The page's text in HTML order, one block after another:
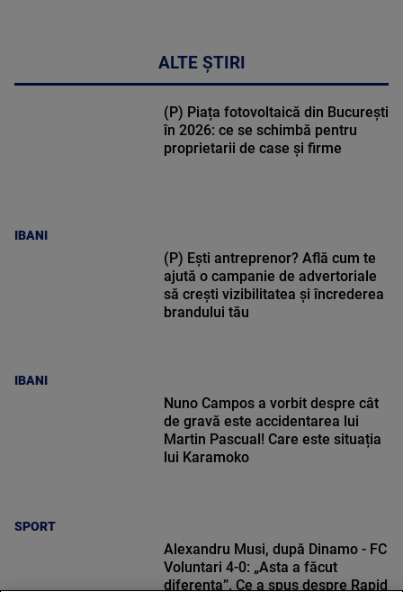
ALTE ȘTIRI
IBANI
(P) Piața fotovoltaică din București
în 2026: ce se schimbă pentru
proprietarii de case și firme
IBANI
(P) Ești antreprenor? Află cum te
ajută o campanie de advertoriale
să crești vizibilitatea și încrederea
brandului tău
SPORT
Nuno Campos a vorbit despre cât
de gravă este accidentarea lui
Martin Pascual! Care este situația
lui Karamoko
Alexandru Musi, după Dinamo - FC
Voluntari 4-0: „Asta a făcut
diferența”. Ce a spus despre Rapid